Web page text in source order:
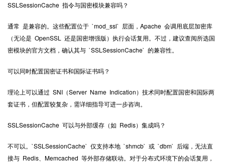
SSLSessionCache 指令与国密模块兼容吗？
通常 是兼容的。这些配置位于 `mod_ssl` 层面，Apache 会调用底层加密库
（无论是 OpenSSL 还是国密增强版）执行会话复用。不过，建议查阅所选国
密模块的官方文档，确认其与 `SSLSessionCache` 的兼容性。
可以同时配置国密证书和国际证书吗？
理论上可以通过 SNI（Server Name Indication）技术同时配置国密和国际两
套证书，但配置较复杂，需详细指导可进一步咨询。
SSLSessionCache 可以与外部缓存（如 Redis）集成吗？
不可以。`SSLSessionCache` 仅支持本地 `shmcb` 或 `dbm` 后端，无法直
接与 Redis、Memcached 等外部存储联动。对于分布式环境下的会话复用，